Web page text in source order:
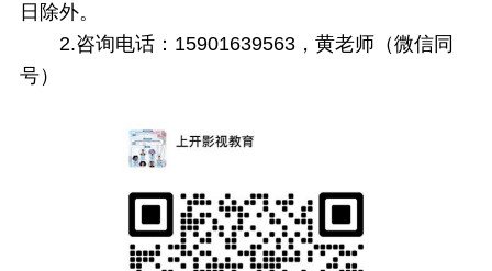
日除外。
2.咨询电话：15901639563，黄老师（微信同
号）